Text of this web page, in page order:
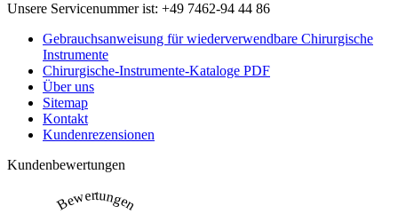
Unsere Servicenummer ist: +49 7462-94 44 86
Gebrauchsanweisung für wiederverwendbare Chirurgische
Instrumente
Chirurgische-Instrumente-Kataloge PDF
Über uns
Sitemap
Kontakt
Kundenrezensionen
Kundenbewertungen
Bewertungen